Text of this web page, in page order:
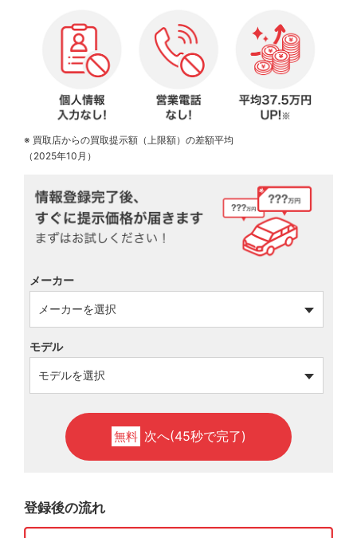
※ 買取店からの買取提示額（上限額）の差額平均
（2025年10月）
メーカー
モデル
無料 次へ(45秒で完了)
登録後の流れ